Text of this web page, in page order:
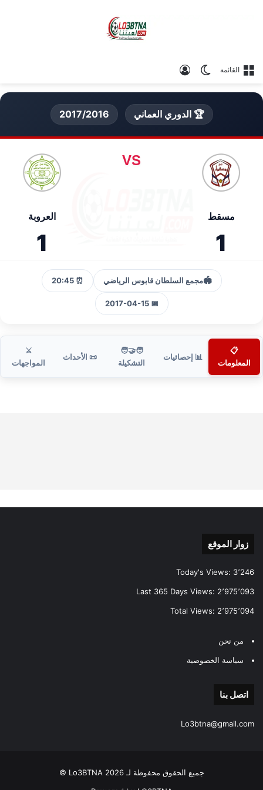
القائمة الوضع المظلم
🏆 الدوري العماني 2017/2016
مسقط
1
VS
العروبة
1
🏟️مجمع السلطان قابوس الرياضي ⏰ 20:45
📅 2017-04-15
📋
المعلومات
📊 إحصائيات
🧑‍🤝‍🧑
التشكيلة
📜 الأحداث
⚔️
المواجهات
زوار الموقع
Today's Views: 3٬246
Last 365 Days Views: 2٬975٬093
Total Views: 2٬975٬094
من نحن
سياسة الخصوصية
اتصل بنا
Lo3btna@gmail.com
جميع الحقوق محفوظة لـ Lo3BTNA 2026 ©